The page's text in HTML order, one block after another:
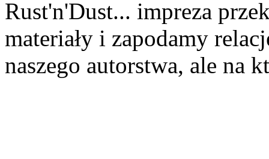
Rust'n'Dust... impreza
materiały i zapodamy
naszego autorstwa, ale na